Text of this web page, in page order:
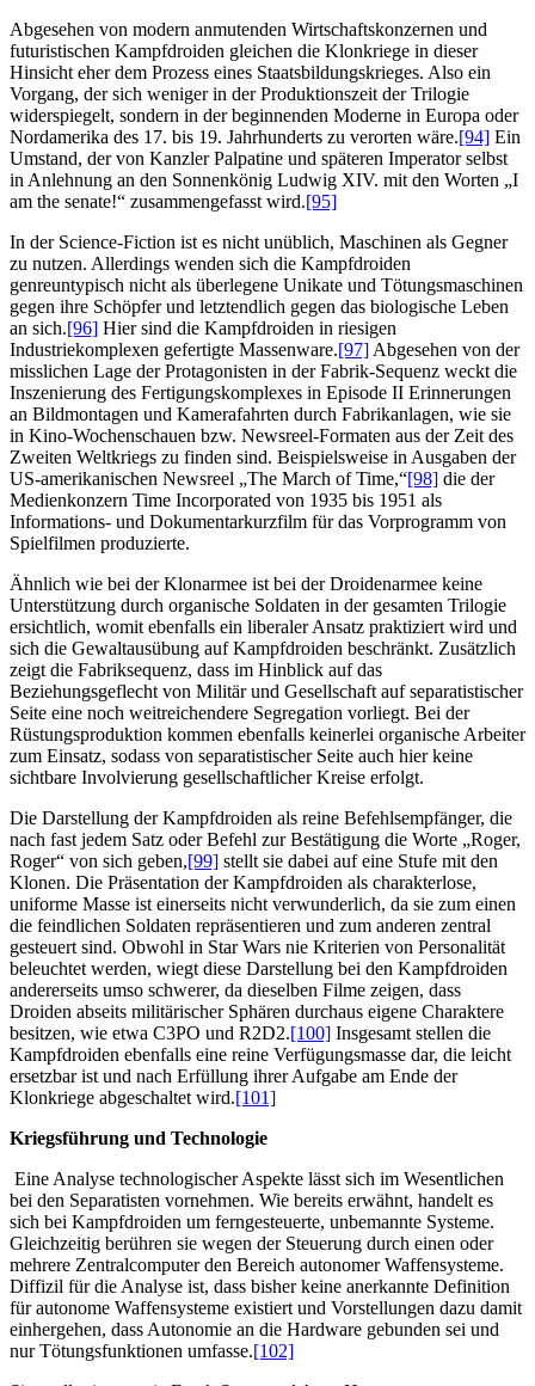
Abgesehen von modern anmutenden Wirtschaftskonzernen und
futuristischen Kampfdroiden gleichen die Klonkriege in dieser
Hinsicht eher dem Prozess eines Staatsbildungskrieges. Also ein
Vorgang, der sich weniger in der Produktionszeit der Trilogie
widerspiegelt, sondern in der beginnenden Moderne in Europa oder
Nordamerika des 17. bis 19. Jahrhunderts zu verorten wäre.[94] Ein
Umstand, der von Kanzler Palpatine und späteren Imperator selbst
in Anlehnung an den Sonnenkönig Ludwig XIV. mit den Worten „I
am the senate!“ zusammengefasst wird.[95]
In der Science-Fiction ist es nicht unüblich, Maschinen als Gegner
zu nutzen. Allerdings wenden sich die Kampfdroiden
genreuntypisch nicht als überlegene Unikate und Tötungsmaschinen
gegen ihre Schöpfer und letztendlich gegen das biologische Leben
an sich.[96] Hier sind die Kampfdroiden in riesigen
Industriekomplexen gefertigte Massenware.[97] Abgesehen von der
misslichen Lage der Protagonisten in der Fabrik-Sequenz weckt die
Inszenierung des Fertigungskomplexes in Episode II Erinnerungen
an Bildmontagen und Kamerafahrten durch Fabrikanlagen, wie sie
in Kino-Wochenschauen bzw. Newsreel-Formaten aus der Zeit des
Zweiten Weltkriegs zu finden sind. Beispielsweise in Ausgaben der
US-amerikanischen Newsreel „The March of Time,“[98] die der
Medienkonzern Time Incorporated von 1935 bis 1951 als
Informations- und Dokumentarkurzfilm für das Vorprogramm von
Spielfilmen produzierte.
Ähnlich wie bei der Klonarmee ist bei der Droidenarmee keine
Unterstützung durch organische Soldaten in der gesamten Trilogie
ersichtlich, womit ebenfalls ein liberaler Ansatz praktiziert wird und
sich die Gewaltausübung auf Kampfdroiden beschränkt. Zusätzlich
zeigt die Fabriksequenz, dass im Hinblick auf das
Beziehungsgeflecht von Militär und Gesellschaft auf separatistischer
Seite eine noch weitreichendere Segregation vorliegt. Bei der
Rüstungsproduktion kommen ebenfalls keinerlei organische Arbeiter
zum Einsatz, sodass von separatistischer Seite auch hier keine
sichtbare Involvierung gesellschaftlicher Kreise erfolgt.
Die Darstellung der Kampfdroiden als reine Befehlsempfänger, die
nach fast jedem Satz oder Befehl zur Bestätigung die Worte „Roger,
Roger“ von sich geben,[99] stellt sie dabei auf eine Stufe mit den
Klonen. Die Präsentation der Kampfdroiden als charakterlose,
uniforme Masse ist einerseits nicht verwunderlich, da sie zum einen
die feindlichen Soldaten repräsentieren und zum anderen zentral
gesteuert sind. Obwohl in Star Wars nie Kriterien von Personalität
beleuchtet werden, wiegt diese Darstellung bei den Kampfdroiden
andererseits umso schwerer, da dieselben Filme zeigen, dass
Droiden abseits militärischer Sphären durchaus eigene Charaktere
besitzen, wie etwa C3PO und R2D2.[100] Insgesamt stellen die
Kampfdroiden ebenfalls eine reine Verfügungsmasse dar, die leicht
ersetzbar ist und nach Erfüllung ihrer Aufgabe am Ende der
Klonkriege abgeschaltet wird.[101]
Kriegsführung und Technologie
Eine Analyse technologischer Aspekte lässt sich im Wesentlichen
bei den Separatisten vornehmen. Wie bereits erwähnt, handelt es
sich bei Kampfdroiden um ferngesteuerte, unbemannte Systeme.
Gleichzeitig berühren sie wegen der Steuerung durch einen oder
mehrere Zentralcomputer den Bereich autonomer Waffensysteme.
Diffizil für die Analyse ist, dass bisher keine anerkannte Definition
für autonome Waffensysteme existiert und Vorstellungen dazu damit
einhergehen, dass Autonomie an die Hardware gebunden sei und
nur Tötungsfunktionen umfasse.[102]